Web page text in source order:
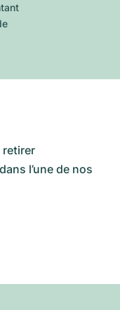
retirer
l’une de nos